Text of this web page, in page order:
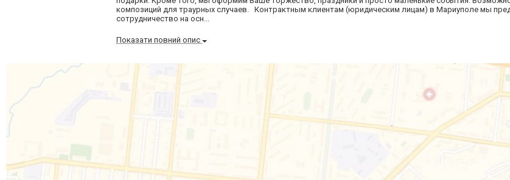
композиций для траурных случаев. Контрактным клиентам (юридическим лицам) в Мариуполе мы
сотрудничество на осн...
Показати повний опис